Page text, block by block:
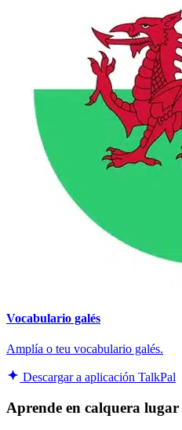
Vocabulario galés
Amplía o teu vocabulario galés.
Descargar a aplicación TalkPal
Aprende en calquera